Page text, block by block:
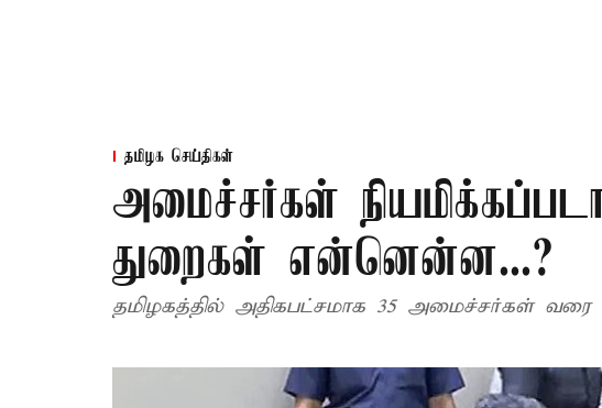
தமிழக செய்திகள்
அமைச்சர்கள்
துறைகள் என்னென்ன...?
தமிழகத்தில் அதிகபட்சமாக 35 அமைச்சர்கள் வரை